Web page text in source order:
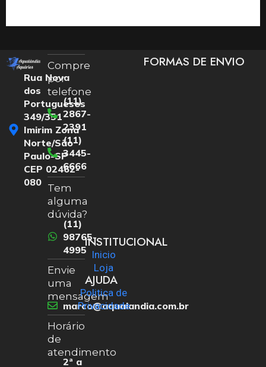
Rua Nova
dos
Portugueses
349/351
Imirim Zona
Norte/São
Paulo-SP
CEP 02462-
080
Compre
por
telefone
(11)
2867-
2391
(11)
3445-
6666
Tem
alguma
dúvida?
(11)
98765-
4995
Envie
uma
mensagem
marco@aqualandia.com.br
Horário
de
atendimento
2ª a
INSTITUCIONAL
Inicio
Loja
AJUDA
Politica de
Privacidade
FORMAS DE ENVIO